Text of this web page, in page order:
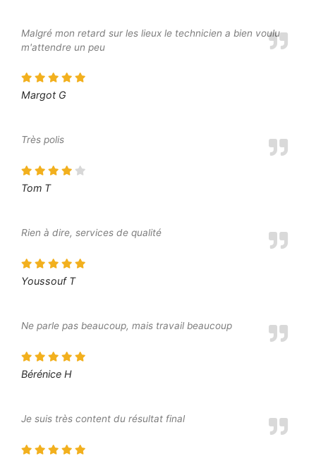
Malgré mon retard sur les lieux le technicien a bien voulu
m'attendre un peu
Margot G
Très polis
Tom T
Rien à dire, services de qualité
Youssouf T
Ne parle pas beaucoup, mais travail beaucoup
Bérénice H
Je suis très content du résultat final